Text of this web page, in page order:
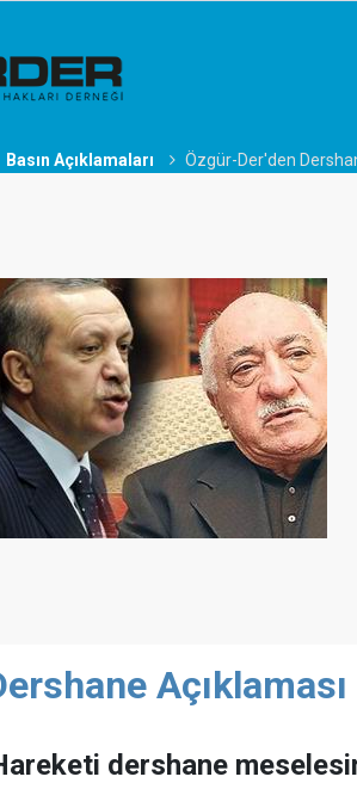
Basın Açıklamaları Özgür-Der'den
Açıklaması
dershane